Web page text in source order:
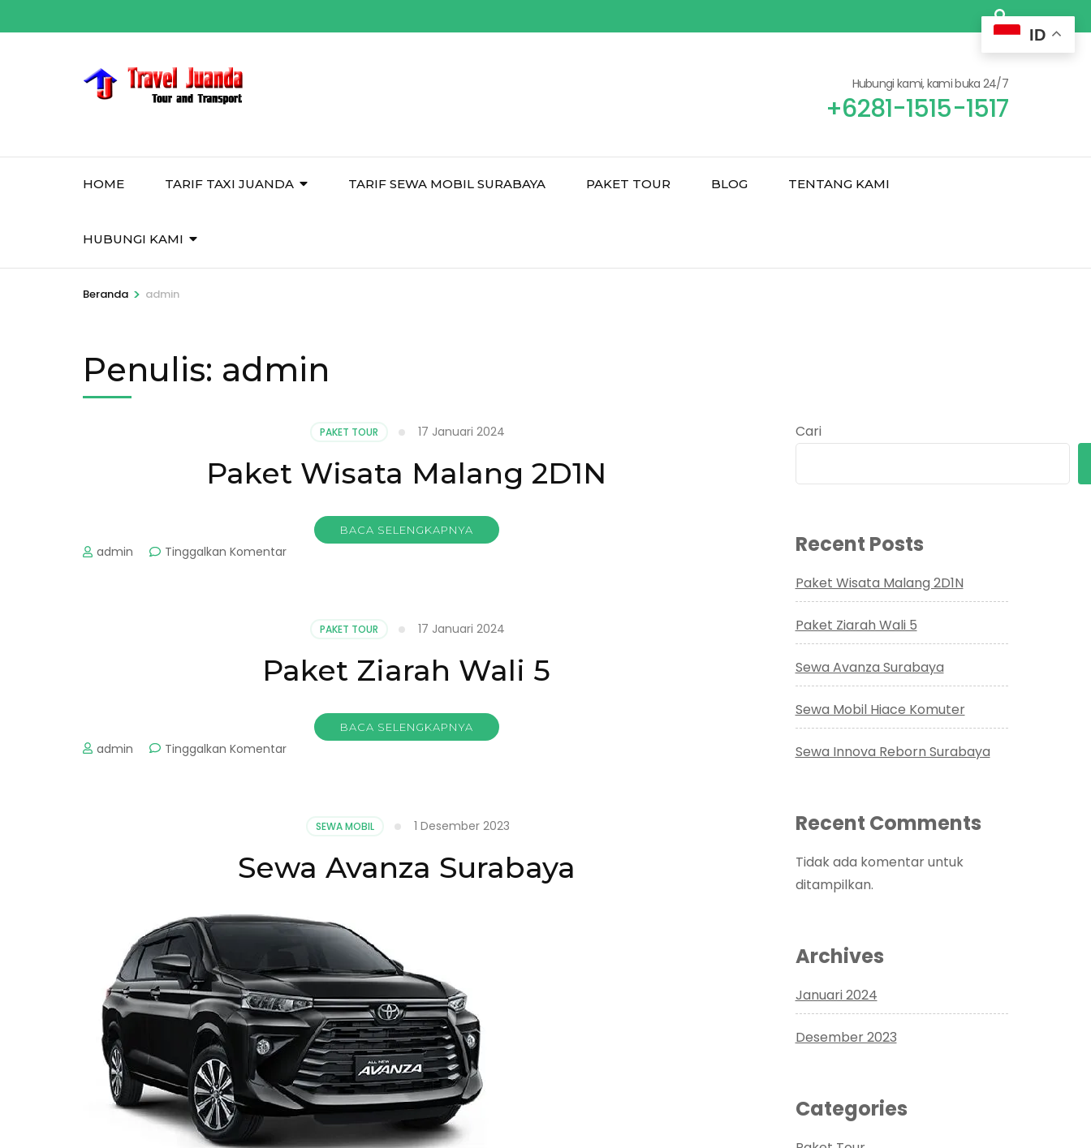
ke
Hubungi kami, kami buka 24/7
+6281-1515-1517
HOME TARIF TAXI JUANDA TARIF SEWA MOBIL SURABAYA PAKET TOUR BLOG TENTANG KAMI
HUBUNGI KAMI
Beranda > admin
Penulis: admin
PAKET TOUR 17 Januari 2024
Paket Wisata Malang 2D1N
BACA SELENGKAPNYA
admin Tinggalkan Komentarpada
PAKET TOUR 17 Januari 2024
Paket Ziarah Wali 5
BACA SELENGKAPNYA
admin Tinggalkan Komentarpada
SEWA MOBIL 1 Desember 2023
Sewa Avanza Surabaya
Cari
Recent Posts
Paket Wisata Malang 2D1N
Paket Ziarah Wali 5
Sewa Avanza Surabaya
Sewa Mobil Hiace Komuter
Sewa Innova Reborn Surabaya
Recent Comments
Tidak ada komentar untuk
ditampilkan.
Archives
Januari 2024
Desember 2023
Categories
ID